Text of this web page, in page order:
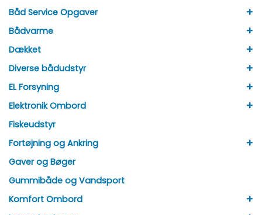
Båd Service Opgaver +
Bådvarme +
Dækket +
Diverse bådudstyr +
EL Forsyning +
Elektronik Ombord +
Fiskeudstyr
Fortøjning og Ankring
+
Gaver og Bøger
Gummibåde og Vandsport
Komfort Ombord
+